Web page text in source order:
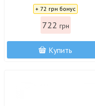
+ 72 грн бонус
722 грн
Купить